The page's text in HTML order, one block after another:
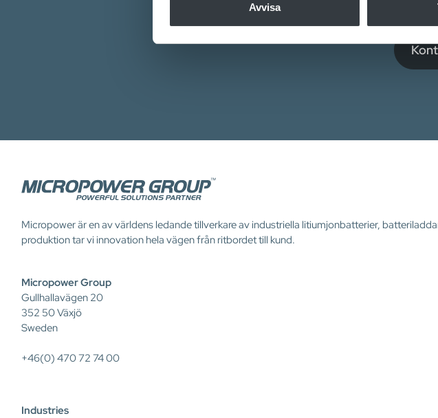
till de sociala medier och annons- och analysföretag
Avvisa
Micropower är en av världens ledande tillverkare av industriella litiumjonbatterier,
produktion tar vi innovation hela vägen från ritbordet till kund.
Micropower Group
Gullhallavägen 20
352 50 Växjö
Sweden
+46(0) 470 72 74 00
Industries